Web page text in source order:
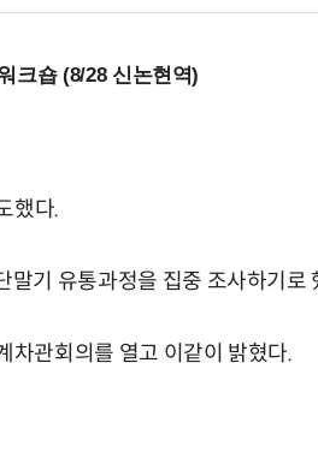
크숍 (8/28 신논현역)
했다.
기 유통과정을 집중 조사하기로
차관회의를 열고 이같이 밝혔다.